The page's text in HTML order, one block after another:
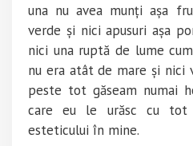
una nu avea munți așa
verde și nici apusuri așa
nici una ruptă de lume
nu era atât de mare și
peste tot găseam numai
care eu le urăsc cu tot
esteticului în mine.